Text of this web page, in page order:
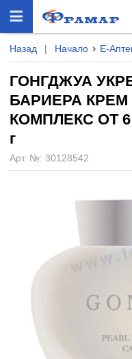
Назад | Начало Е-
ГОНГДЖУА
БАРИЕРА КРЕМ
КОМПЛЕКС ОТ
г
Арт. №: 30128542